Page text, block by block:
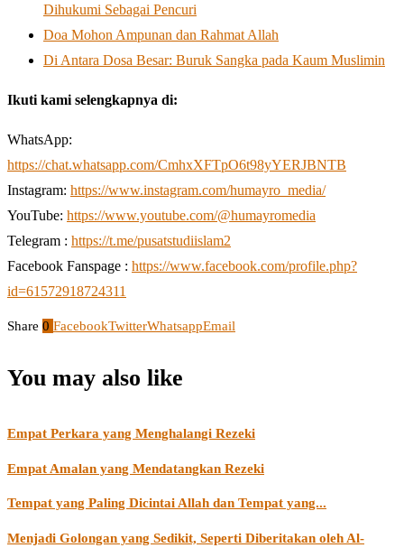
Dihukumi Sebagai Pencuri
Doa Mohon Ampunan dan Rahmat Allah
Di Antara Dosa Besar: Buruk Sangka pada Kaum Muslimin
Ikuti kami selengkapnya di:
WhatsApp:
https://chat.whatsapp.com/CmhxXFTpO6t98yYERJBNTB
Instagram: https://www.instagram.com/humayro_media/
YouTube: https://www.youtube.com/@humayromedia
Telegram : https://t.me/pusatstudiislam2
Facebook Fanspage : https://www.facebook.com/profile.php?
id=61572918724311
Share 0 FacebookTwitterWhatsappEmail
You may also like
Empat Perkara yang Menghalangi Rezeki
Empat Amalan yang Mendatangkan Rezeki
Tempat yang Paling Dicintai Allah dan Tempat yang...
Menjadi Golongan yang Sedikit, Seperti Diberitakan oleh Al-